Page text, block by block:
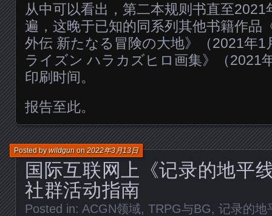
从中可以看出，第二本规则书直至2021
遍，这晚于已知的同系列其他书籍作品
外伝 新たなる冒険の大地》（2021年1
ライズン ハラカズヒロ画集》（2021
印刷时间。
报告至此。
国际互联网上《记录的地平
社群活动指南
Posted bywildgunon2022年3月13日
Posted in: ACGN领域, TRPG与BG, 记录的地